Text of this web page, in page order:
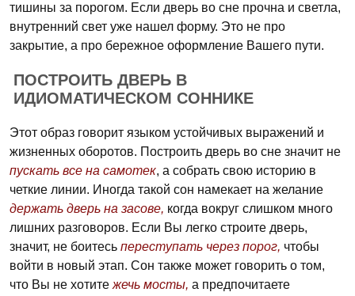
тишины за порогом. Если дверь во сне прочна и светла,
внутренний свет уже нашел форму. Это не про
закрытие, а про бережное оформление Вашего пути.
ПОСТРОИТЬ ДВЕРЬ В
ИДИОМАТИЧЕСКОМ СОННИКЕ
Этот образ говорит языком устойчивых выражений и
жизненных оборотов. Построить дверь во сне значит не
пускать все на самотек, а собрать свою историю в
четкие линии. Иногда такой сон намекает на желание
держать дверь на засове, когда вокруг слишком много
лишних разговоров. Если Вы легко строите дверь,
значит, не боитесь переступать через порог, чтобы
войти в новый этап. Сон также может говорить о том,
что Вы не хотите жечь мосты, а предпочитаете